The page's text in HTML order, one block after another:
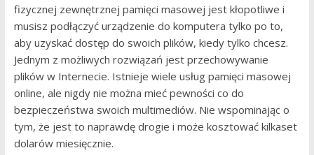
fizycznej zewnętrznej pamięci masowej jest kłopotliwe i
musisz podłączyć urządzenie do komputera tylko po to,
aby uzyskać dostęp do swoich plików, kiedy tylko chcesz.
Jednym z możliwych rozwiązań jest przechowywanie
plików w Internecie. Istnieje wiele usług pamięci masowej
online, ale nigdy nie można mieć pewności co do
bezpieczeństwa swoich multimediów. Nie wspominając o
tym, że jest to naprawdę drogie i może kosztować kilkaset
dolarów miesięcznie.